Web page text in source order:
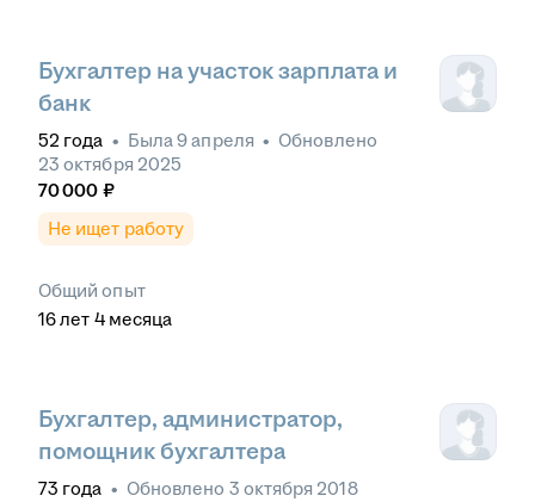
Бухгалтер на участок зарплата и
банк
52 года • Была9 апреля • Обновлено
23 октября 2025
70 000 ₽
Не ищет работу
Общий опыт
16лет 4 месяца
Бухгалтер, администратор,
помощник бухгалтера
73 года • Обновлено 3 октября 2018